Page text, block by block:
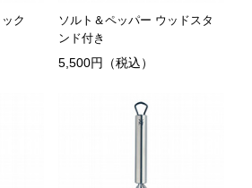
ク
ソルト＆ペッパー ウッドスタ
ンド付き
5,500円（税込）